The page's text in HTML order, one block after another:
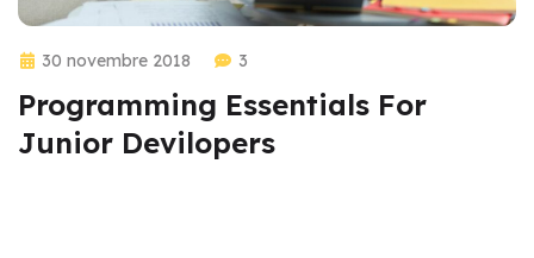
30 novembre 2018 3
Programming Essentials For
Junior Devilopers